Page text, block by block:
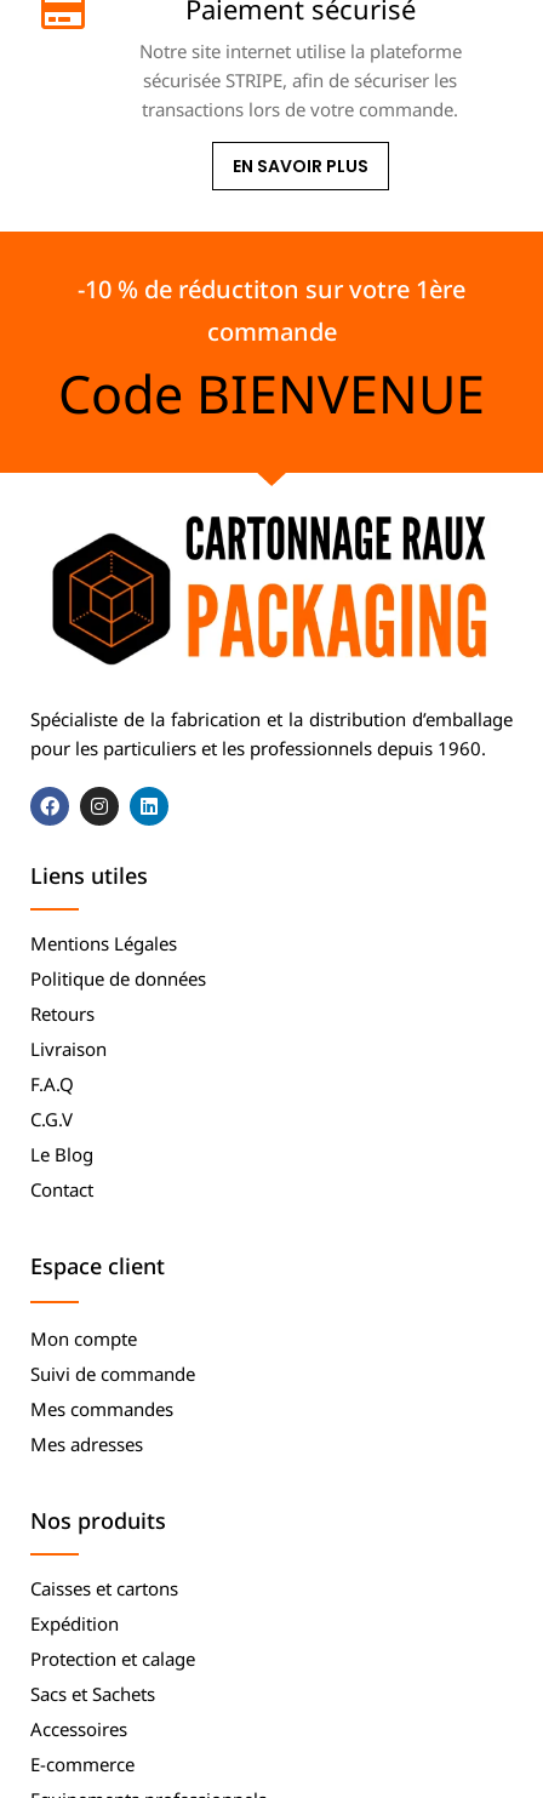
Paiement sécurisé
Notre site internet utilise la plateforme
sécurisée STRIPE, afin de sécuriser les
transactions lors de votre commande.
EN SAVOIR PLUS
-10 % de réductiton sur votre 1ère
commande
Code BIENVENUE
Spécialiste de la fabrication et la distribution d’emballage
pour les particuliers et les professionnels depuis 1960.
Liens utiles
Mentions Légales
Politique de données
Retours
Livraison
F.A.Q
C.G.V
Le Blog
Contact
Espace client
Mon compte
Suivi de commande
Mes commandes
Mes adresses
Nos produits
Caisses et cartons
Expédition
Protection et calage
Sacs et Sachets
Accessoires
E-commerce